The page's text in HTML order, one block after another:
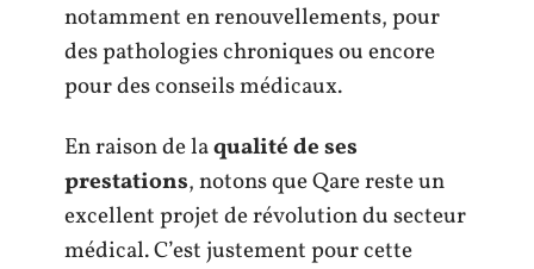
notamment en renouvellements, pour
des pathologies chroniques ou encore
pour des conseils médicaux.
En raison de laqualité de ses
prestations, notons que Qare reste un
excellent projet de révolution du secteur
médical. C’est justement pour cette